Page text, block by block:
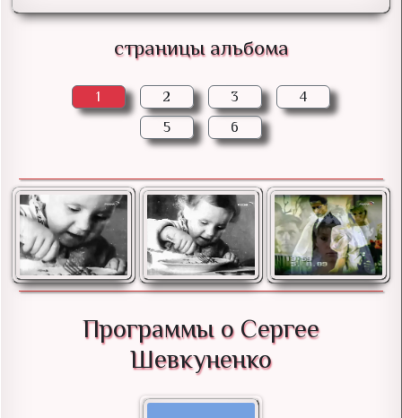
страницы альбома
1 2 3
4
5
6
Программы о Сергее
Шевкуненко